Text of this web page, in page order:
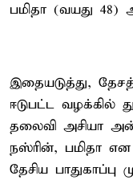
பமிதா (வயது 48)
இதையடுத்து,
ஈடுபட்ட வழக்கில்
தலைவி அசியா
நஸ்ரின், பமிதா
தேசிய